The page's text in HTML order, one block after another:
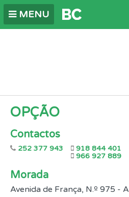
MENU
OPÇÃO
Contactos
252 377 943
918 844 401
966 927 889
Morada
Avenida de França, N.º 975 - A